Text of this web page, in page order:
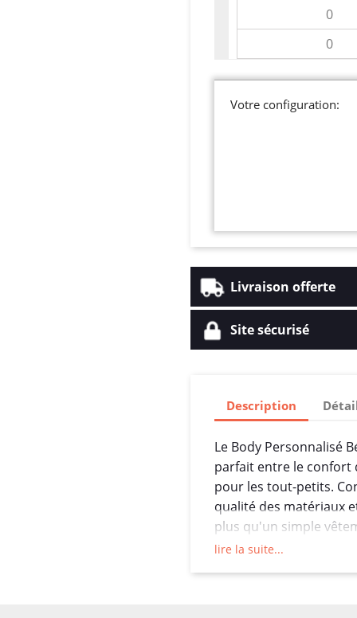
Votre configuration:
Livraison offerte
Site sécurisé
Description
Le Body Personnalisé
parfait entre le confort
pour les tout-petits.
qualité des matériaux
plus qu'un simple
et une expression
Le choix du coton
lire la suite...